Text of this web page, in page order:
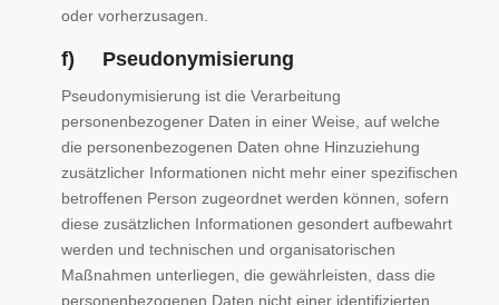
oder vorherzusagen.
f) Pseudonymisierung
Pseudonymisierung ist die Verarbeitung
personenbezogener Daten in einer Weise, auf welche
die personenbezogenen Daten ohne Hinzuziehung
zusätzlicher Informationen nicht mehr einer spezifischen
betroffenen Person zugeordnet werden können, sofern
diese zusätzlichen Informationen gesondert aufbewahrt
werden und technischen und organisatorischen
Maßnahmen unterliegen, die gewährleisten, dass die
personenbezogenen Daten nicht einer identifizierten